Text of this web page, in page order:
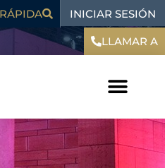
INICIAR SESIÓN
LLAMAR A